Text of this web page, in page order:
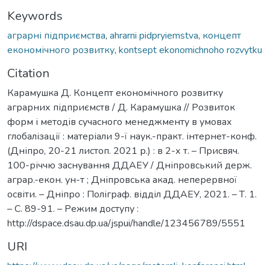
Keywords
аграрні підприємства, ahrarni pidpryiemstva, концепт
економічного розвитку, kontsept ekonomichnoho rozvytku
Citation
Карамушка Д. Концепт економічного розвитку
аграрних підприємств / Д. Карамушка // Розвиток
форм і методів сучасного менеджменту в умовах
глобалізації : матеріали 9-ї наук.-практ. інтернет-конф.
(Дніпро, 20-21 листоп. 2021 р.) : в 2-х т. – Присвяч.
100-річчю заснування ДДАЕУ / Дніпровський держ.
аграр.-екон. ун-т ; Дніпровська акад. неперервної
освіти. – Дніпро : Поліграф. відділ ДДАЕУ, 2021. – Т. 1.
– С. 89-91. – Режим доступу :
http://dspace.dsau.dp.ua/jspui/handle/123456789/5551
URI